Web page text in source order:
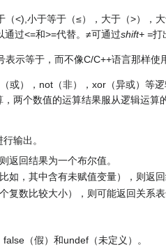
<),小于等于（≤），大于（>），
通过<=和>=代替。≠可通过shift+ =打
示等于，而不像C/C++语言那样使
或），not（非），xor（异或）等
两个数值的运算结果服从逻辑运算
输出。
返回结果为一个布尔值。
如，其中含有未赋值变量），则返回
复数比较大小），则可能返回关系表
（假）和undef（未定义）。